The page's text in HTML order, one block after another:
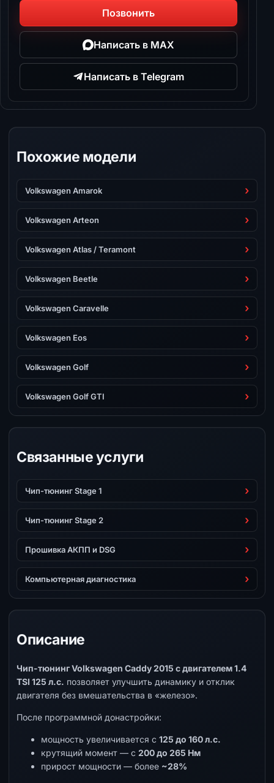
Позвонить
Написать в MAX
Написать в Telegram
Похожие модели
Volkswagen Amarok
Volkswagen Arteon
Volkswagen Atlas / Teramont
Volkswagen Beetle
Volkswagen Caravelle
Volkswagen Eos
Volkswagen Golf
Volkswagen Golf GTI
Связанные услуги
Чип-тюнинг Stage 1
Чип-тюнинг Stage 2
Прошивка АКПП и DSG
Компьютерная диагностика
Описание
Чип-тюнинг Volkswagen Caddy 2015 с двигателем 1.4
TSI 125 л.с. позволяет улучшить динамику и отклик
двигателя без вмешательства в «железо».
После программной донастройки:
мощность увеличивается с 125 до 160 л.с.
крутящий момент — с 200 до 265 Нм
прирост мощности — более ~28%